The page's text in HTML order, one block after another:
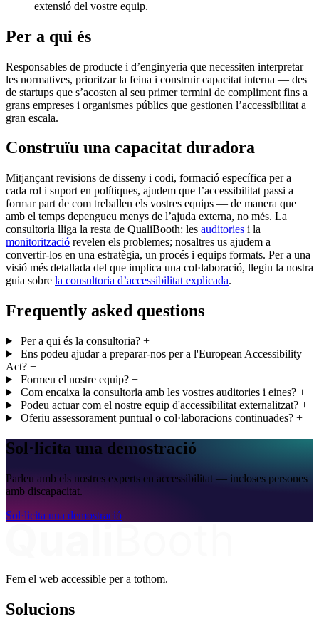
extensió del vostre equip.
Per a qui és
Responsables de producte i d’enginyeria que necessiten interpretar
les normatives, prioritzar la feina i construir capacitat interna — des
de startups que s’acosten al seu primer termini de compliment fins a
grans empreses i organismes públics que gestionen l’accessibilitat a
gran escala.
Construïu una capacitat duradora
Mitjançant revisions de disseny i codi, formació específica per a
cada rol i suport en polítiques, ajudem que l’accessibilitat passi a
formar part de com treballen els vostres equips — de manera que
amb el temps depengueu menys de l’ajuda externa, no més. La
consultoria lliga la resta de QualiBooth: les auditories i la
monitorització revelen els problemes; nosaltres us ajudem a
convertir-los en una estratègia, un procés i equips formats. Per a una
visió més detallada del que implica una col·laboració, llegiu la nostra
guia sobre la consultoria d’accessibilitat explicada.
Frequently asked questions
Per a qui és la consultoria? +
Ens podeu ajudar a preparar-nos per a l'European Accessibility
Act? +
Formeu el nostre equip? +
Com encaixa la consultoria amb les vostres auditories i eines? +
Podeu actuar com el nostre equip d'accessibilitat externalitzat? +
Oferiu assessorament puntual o col·laboracions continuades? +
Sol·licita una demostració
Parleu amb els nostres experts en accessibilitat — incloses persones
amb discapacitat.
Sol·licita una demostració
Fem el web accessible per a tothom.
Solucions